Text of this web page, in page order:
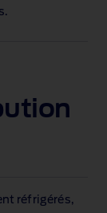
réfrigérés,